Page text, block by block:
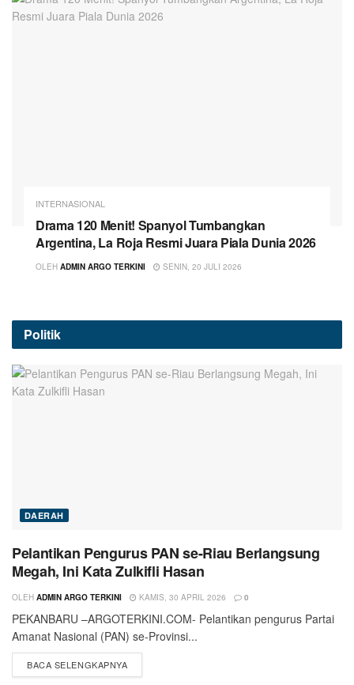
INTERNASIONAL
Drama 120 Menit! Spanyol Tumbangkan
Argentina, La Roja Resmi Juara Piala Dunia 2026
OLEH ADMIN ARGO TERKINI SENIN, 20 JULI 2026
Politik
DAERAH
Pelantikan Pengurus PAN se-Riau Berlangsung
Megah, Ini Kata Zulkifli Hasan
OLEH ADMIN ARGO TERKINI KAMIS, 30 APRIL 2026 0
PEKANBARU –ARGOTERKINI.COM- Pelantikan pengurus Partai
Amanat Nasional (PAN) se-Provinsi...
BACA SELENGKAPNYA